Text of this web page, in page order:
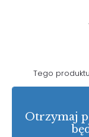
Tego
Otrzymaj